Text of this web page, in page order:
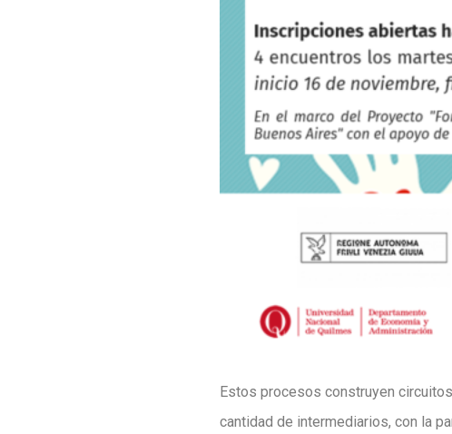
Estos procesos construyen
cantidad de intermediarios, con la